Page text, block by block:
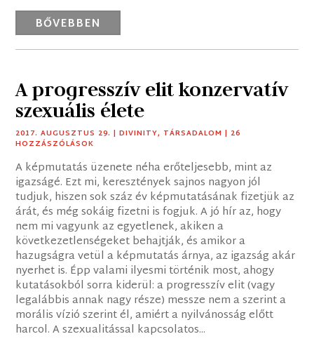
BŐVEBBEN
A progresszív elit konzervatív
szexuális élete
2017. AUGUSZTUS 29. |DIVINITY, TÁRSADALOM | 26
HOZZÁSZÓLÁSOK
A képmutatás üzenete néha erőteljesebb, mint az
igazságé. Ezt mi, keresztények sajnos nagyon jól
tudjuk, hiszen sok száz év képmutatásának fizetjük az
árát, és még sokáig fizetni is fogjuk. A jó hír az, hogy
nem mi vagyunk az egyetlenek, akiken a
következetlenségeket behajtják, és amikor a
hazugságra vetül a képmutatás árnya, az igazság akár
nyerhet is. Épp valami ilyesmi történik most, ahogy
kutatásokból sorra kiderül: a progresszív elit (vagy
legalábbis annak nagy része) messze nem a szerint a
morális vízió szerint él, amiért a nyilvánosság előtt
harcol. A szexualitással kapcsolatos...